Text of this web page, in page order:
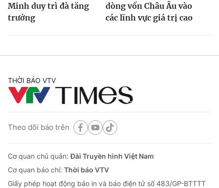
Minh duy trì đà tăng
trưởng
dòng vốn Châu Âu vào
các lĩnh vực giá trị cao
THỜI BÁO VTV
Theo dõi báo trên
Cơ quan chủ quản:Đài Truyền hình Việt Nam
Cơ quan báo chí: Thời báo VTV
Giấy phép hoạt động báo in và báo điện tử số 483/GP-BTTTT